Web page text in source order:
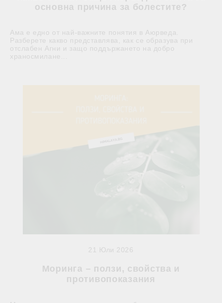
основна причина за болестите?
Ама е едно от най-важните понятия в Аюрведа.
Разберете какво представлява, как се образува при
отслабен Агни и защо поддържането на добро
храносмилане...
Моринга – ползи, свойства и
противопоказания
21 Юли 2026